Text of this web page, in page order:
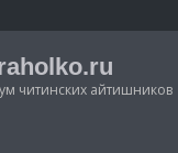
читинских айтишников